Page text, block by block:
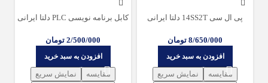
پی ال سی 14SS2T دلتا ایرانی
8/650/000 تومان
افزودن به سبد خرید
مقایسه
نمایش سریع
کابل برنامه نویسی PLC دلتا ایرانی
2/500/000 تومان
افزودن به سبد خرید
مقایسه
نمایش سریع